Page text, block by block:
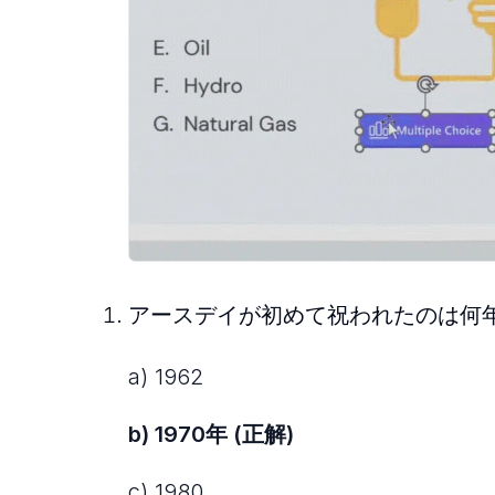
アースデイが初めて祝われたのは何
a) 1962
b) 1970年 (正解)